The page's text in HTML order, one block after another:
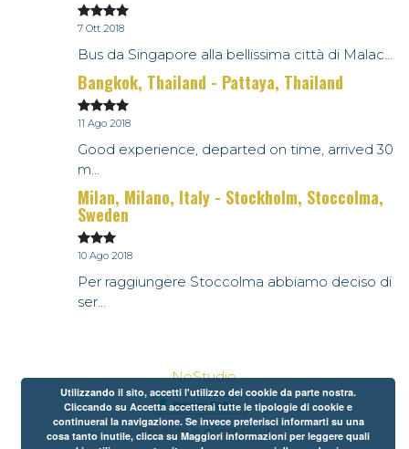
7 Ott 2018
Bus da Singapore alla bellissima città di Malac...
Bangkok, Thailand - Pattaya, Thailand
11 Ago 2018
Good experience, departed on time, arrived 30
m...
Milan, Milano, Italy - Stockholm, Stoccolma,
Sweden
10 Ago 2018
Per raggiungere Stoccolma abbiamo deciso di
ser...
Utilizzando il sito, accetti l'utilizzo dei cookie da parte nostra.
Cliccando su Accetta accetterai tutte le tipologie di cookie e
continuerai la navigazione. Se invece preferisci informarti su una
cosa tanto inutile, clicca su Maggiori informazioni per leggere quali
NoStudio
Termini e condizioni